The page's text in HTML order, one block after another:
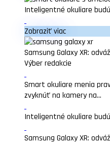
Inteligentné okuliare
Zobraziť viac
Samsung Galaxy XR:
Výber redakcie
Smart okuliare menia
zvyknúť na kamery na...
Inteligentné okuliare
Samsung Galaxy XR: